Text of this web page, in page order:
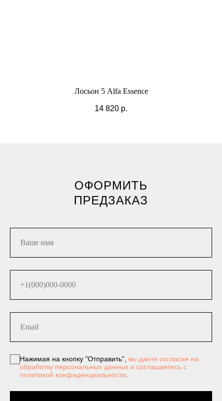
Лосьон 5 Alfa Essence
14 820 р.
ОФОРМИТЬ
ПРЕДЗАКАЗ
Нажимая на кнопку "Отправить", вы даете согласие на
обработку персональных данных и соглашаетесь c
политикой конфиденциальности